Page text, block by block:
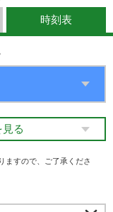
時刻表
る
ますので、ご了承くださ